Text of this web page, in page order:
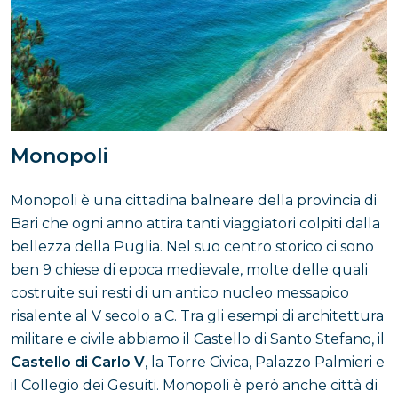
Monopoli
Monopoli è una cittadina balneare della provincia di
Bari che ogni anno attira tanti viaggiatori colpiti dalla
bellezza della Puglia. Nel suo centro storico ci sono
ben 9 chiese di epoca medievale, molte delle quali
costruite sui resti di un antico nucleo messapico
risalente al V secolo a.C. Tra gli esempi di architettura
militare e civile abbiamo il Castello di Santo Stefano, il
Castello di Carlo V, la Torre Civica, Palazzo Palmieri e
il Collegio dei Gesuiti. Monopoli è però anche città di